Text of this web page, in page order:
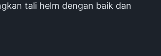
tali helm dengan baik dan